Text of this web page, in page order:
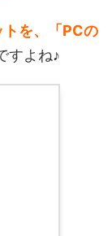
トを、「PCの
すよね♪